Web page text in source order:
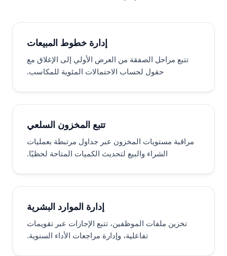
إدارة خطوط المبيعات
تتبع مراحل الصفقة من العرض الأولي إلى الإغلاق مع
حقول لحساب الاحتمالات المئوية للمكاسب.
تتبع المخزون السلعي
مراقبة مستويات المخزون عبر جداول مرتبطة بعمليات
الشراء والبيع لتحديث الكميات المتاحة لحظيًا.
إدارة الموارد البشرية
تخزين ملفات الموظفين، تتبع الإجازات عبر تقويمات
تفاعلية، وإدارة مراجعات الأداء السنوية.